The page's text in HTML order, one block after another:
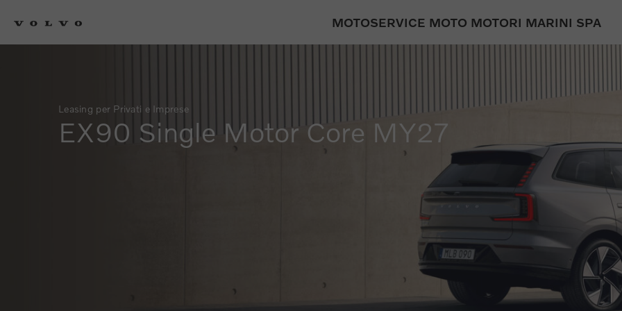
MOTOSERVICE MOTO MOTORI MARINI SPA
Leasing per Privati e Imprese
EX90 Single Motor Core MY27